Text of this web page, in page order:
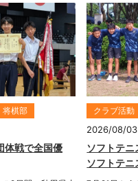
将棋部
戦で全国優
クラブ活動
2026/08/03
ソフトテ
ソフトテ